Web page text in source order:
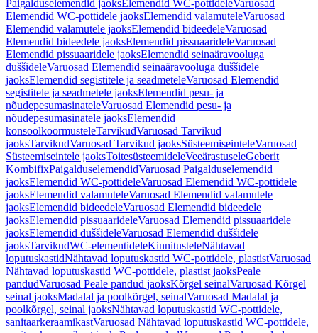
Paigalduselemendid jaoksElemendid WC-pottideleVaruosad
Elemendid WC-pottidele jaoksElemendid valamuteleVaruosad
Elemendid valamutele jaoksElemendid bideedeleVaruosad
Elemendid bideedele jaoksElemendid pissuaarideleVaruosad
Elemendid pissuaaridele jaoksElemendid seinaäravooluga
duššideleVaruosad Elemendid seinaäravooluga duššidele
jaoksElemendid segistitele ja seadmeteleVaruosad Elemendid
segistitele ja seadmetele jaoksElemendid pesu- ja
nõudepesumasinateleVaruosad Elemendid pesu- ja
nõudepesumasinatele jaoksElemendid
konsoolkoormusteleTarvikudVaruosad Tarvikud
jaoksTarvikudVaruosad Tarvikud jaoksSüsteemiseinteleVaruosad
Süsteemiseintele jaoksToitesüsteemideleVeeärastuseleGeberit
KombifixPaigalduselemendidVaruosad Paigalduselemendid
jaoksElemendid WC-pottideleVaruosad Elemendid WC-pottidele
jaoksElemendid valamuteleVaruosad Elemendid valamutele
jaoksElemendid bideedeleVaruosad Elemendid bideedele
jaoksElemendid pissuaarideleVaruosad Elemendid pissuaaridele
jaoksElemendid duššideleVaruosad Elemendid duššidele
jaoksTarvikudWC-elementideleKinnitusteleNähtavad
loputuskastidNähtavad loputuskastid WC-pottidele, plastistVaruosad
Nähtavad loputuskastid WC-pottidele, plastist jaoksPeale
pandudVaruosad Peale pandud jaoksKõrgel seinalVaruosad Kõrgel
seinal jaoksMadalal ja poolkõrgel, seinalVaruosad Madalal ja
poolkõrgel, seinal jaoksNähtavad loputuskastid WC-pottidele,
sanitaarkeraamikastVaruosad Nähtavad loputuskastid WC-pottidele,